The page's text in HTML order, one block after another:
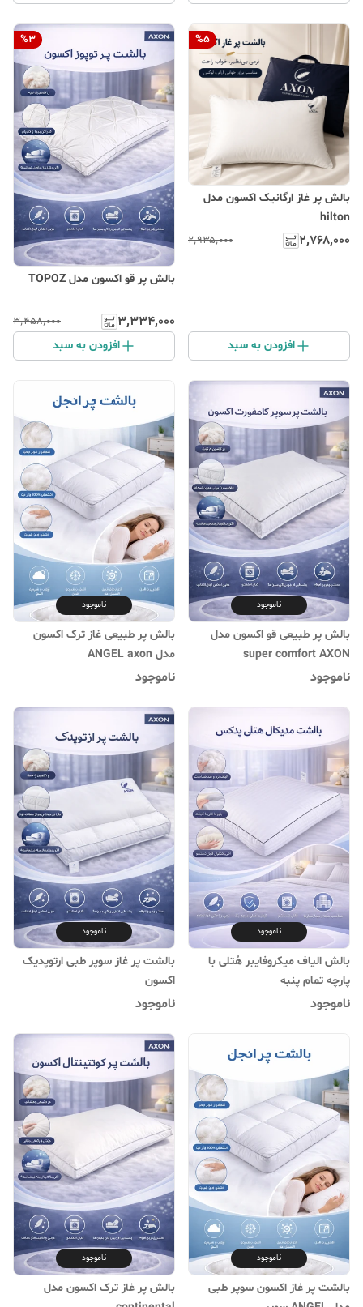
%5
بالش پر غاز ارگانیک اکسون مدل
hilton
۲٬۷۶۸٬۰۰۰ ۲٬۹۳۵٬۰۰۰
افزودن به سبد
%3
بالش پر قو اکسون مدل TOPOZ
۳٬۳۳۴٬۰۰۰ ۳٬۴۵۸٬۰۰۰
افزودن به سبد
ناموجود
بالش پر طبیعی قو اکسون مدل
super comfort AXON
ناموجود
ناموجود
بالش پر طبیعی غاز ترک اکسون
مدل ANGEL axon
ناموجود
ناموجود
بالش الیاف میکروفایبر هُتلی با
پارچه تمام پنبه
ناموجود
ناموجود
بالشت پر غاز سوپر طبی ارتوپدیک
اکسون
ناموجود
ناموجود
بالشت پر غاز اکسون سوپر طبی
ناموجود
بالش پر غاز ترک اکسون مدل